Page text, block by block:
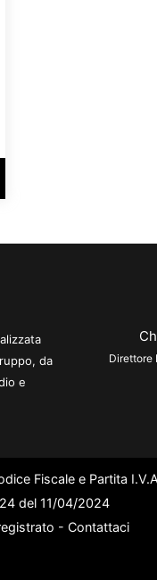
da
e
Direttore
Fiscale e Partita
del 11/04/2024
- Contattaci